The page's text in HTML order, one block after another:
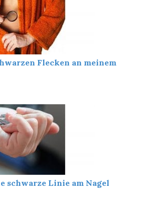
Flecken an meinem
schwarze Linie am Nagel